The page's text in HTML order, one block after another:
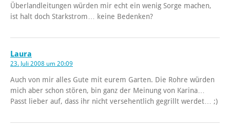
Überlandleitungen würden mir echt ein wenig Sorge machen,
ist halt doch Starkstrom… keine Bedenken?
Laura
23. Juli 2008 um 20:09
Auch von mir alles Gute mit eurem Garten. Die Rohre würden
mich aber schon stören, bin ganz der Meinung von Karina…
Passt lieber auf, dass ihr nicht versehentlich gegrillt werdet… ;)